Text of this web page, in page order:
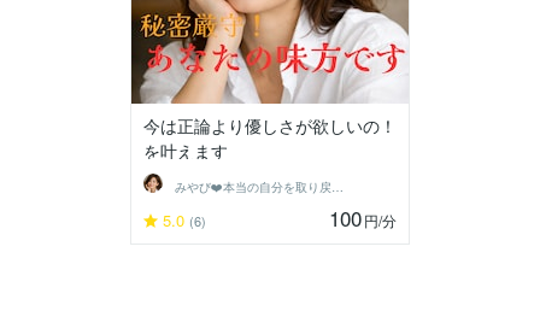
今は正論より優しさが欲しいの！
を叶えます
みやび❤️本当の自分を取り戻そう❤️
5.0 (6) 100円/分